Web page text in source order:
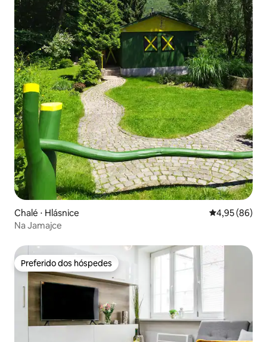
Chalé ⋅ Hlásnice 4,95 de uma
4,95 (86)
Na Jamajce
Preferido dos hóspedes
Preferido dos hóspedes